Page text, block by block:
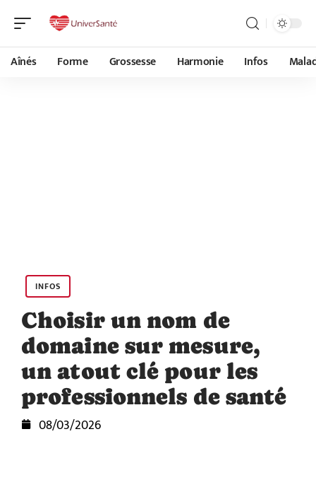
Aînés Forme Grossesse Harmonie Infos
INFOS
Choisir un nom de
domaine sur mesure,
un atout clé pour les
professionnels de santé
08/03/2026